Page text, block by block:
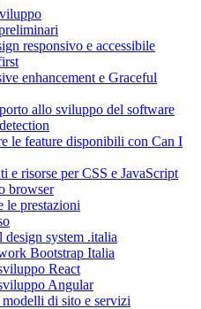
responsivo e accessibile
enhancement e Graceful
allo sviluppo del software
le feature disponibili con Can I
e risorse per CSS e JavaScript
browser
le prestazioni
system .italia
Bootstrap Italia
React
Angular
di sito e servizi